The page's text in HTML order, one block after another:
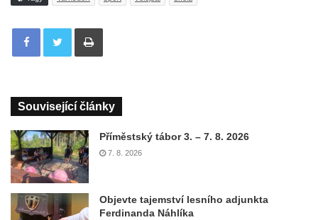
Tisknout
Související články
Příměstský tábor 3. – 7. 8. 2026
7. 8. 2026
Objevte tajemství lesního adjunkta
Ferdinanda Náhlíka